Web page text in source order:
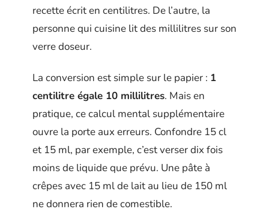
recette écrit en centilitres. De l’autre, la
personne qui cuisine lit des millilitres sur son
verre doseur.
La conversion est simple sur le papier : 1
centilitre égale 10 millilitres. Mais en
pratique, ce calcul mental supplémentaire
ouvre la porte aux erreurs. Confondre 15 cl
et 15 ml, par exemple, c’est verser dix fois
moins de liquide que prévu. Une pâte à
crêpes avec 15 ml de lait au lieu de 150 ml
ne donnera rien de comestible.